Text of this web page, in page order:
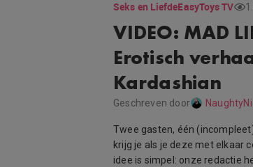
Seks en LiefdeEasyToys TV
VIDEO: MAD
Erotisch
Kardashian
Geschreven door
Twee gasten, één
krijg je als je deze met elkaar
idee is simpel: onze redactie